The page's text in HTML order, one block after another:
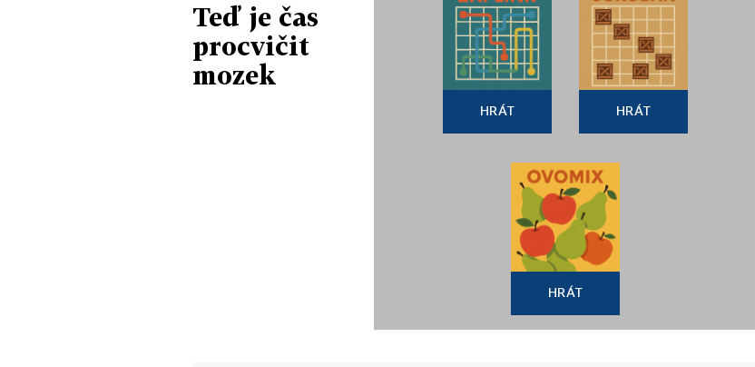
Teď je čas
procvičit
mozek
HRÁT HRÁT
HRÁT